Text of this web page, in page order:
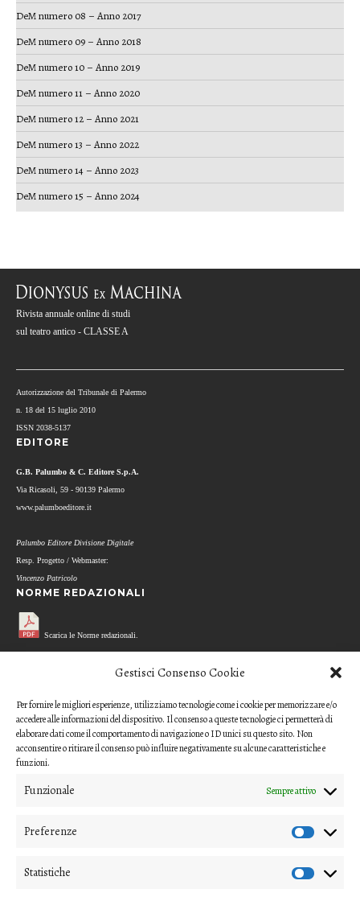
Gestisci Consenso Cookie
Per fornire le migliori esperienze, utilizziamo tecnologie come i cookie per memorizzare e/o
accedere alle informazioni del dispositivo. Il consenso a queste tecnologie ci permetterà di
elaborare dati come il comportamento di navigazione o ID unici su questo sito. Non
acconsentire o ritirare il consenso può influire negativamente su alcune caratteristiche e
funzioni.
Funzionale Sempre attivo
Preferenze
Statistiche
DeM numero 08 – Anno 2017
DeM numero 09 – Anno 2018
DeM numero 10 – Anno 2019
DeM numero 11 – Anno 2020
DeM numero 12 – Anno 2021
DeM numero 13 – Anno 2022
DeM numero 14 – Anno 2023
DeM numero 15 – Anno 2024
Rivista annuale online di studi
sul teatro antico - CLASSE A
Autorizzazione del Tribunale di Palermo
n. 18 del 15 luglio 2010
ISSN 2038-5137
EDITORE
G.B. Palumbo & C. Editore S.p.A.
Via Ricasoli, 59 - 90139 Palermo
www.palumboeditore.it
Palumbo Editore Divisione Digitale
Resp. Progetto / Webmaster:
Vincenzo Patricolo
NORME REDAZIONALI
Scarica le Norme redazionali.
MODELLO REFEREE
Scarica il questionario di valutazione
(modello per i referee)
CODICE ETICO
COME INVIARE UN CONTRIBUTO
Gli articoli o i contributi da proporre devono essere inviati ai